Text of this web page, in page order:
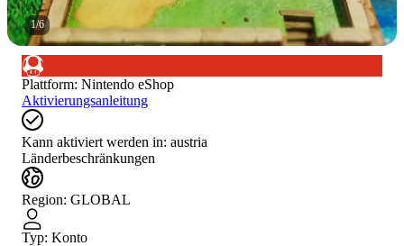
1/6
Plattform: Nintendo eShop
Aktivierungsanleitung
Kann aktiviert werden in: austria
Länderbeschränkungen
Region: GLOBAL
Typ: Konto